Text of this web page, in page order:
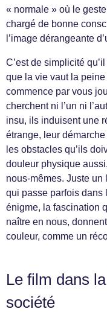
« normale » où le
chargé de bonne
l’image dérangeante
C’est de simplicité
que la vie vaut la
commence par vous
cherchent ni l’un ni
insu, ils induisent une
étrange, leur
les obstacles qu’ils
douleur physique
nous-mêmes. Juste
qui passe parfois dans
énigme, la fascination
naître en nous,
couleur, comme un
Le film dans
société